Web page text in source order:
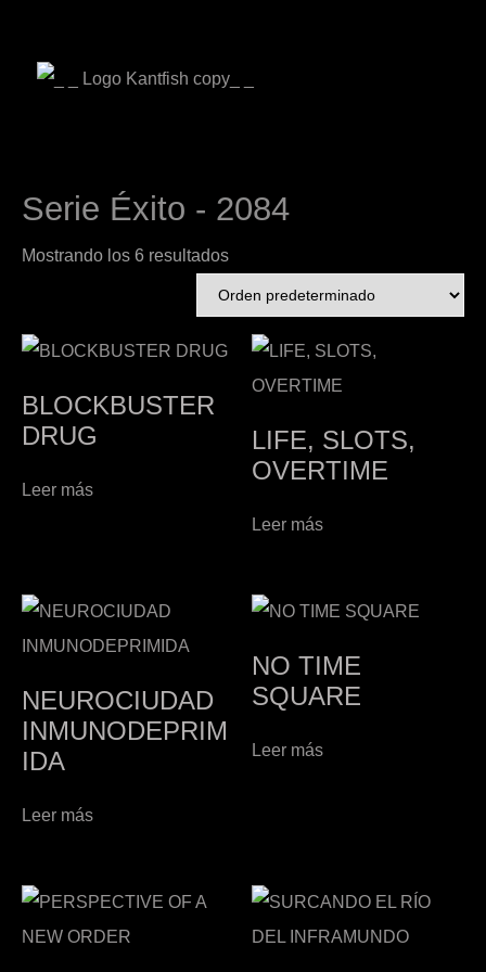
Serie Éxito - 2084
Mostrando los 6 resultados
BLOCKBUSTER
DRUG
Leer más
LIFE, SLOTS,
OVERTIME
Leer más
NEUROCIUDAD
INMUNODEPRIM
IDA
Leer más
NO TIME
SQUARE
Leer más